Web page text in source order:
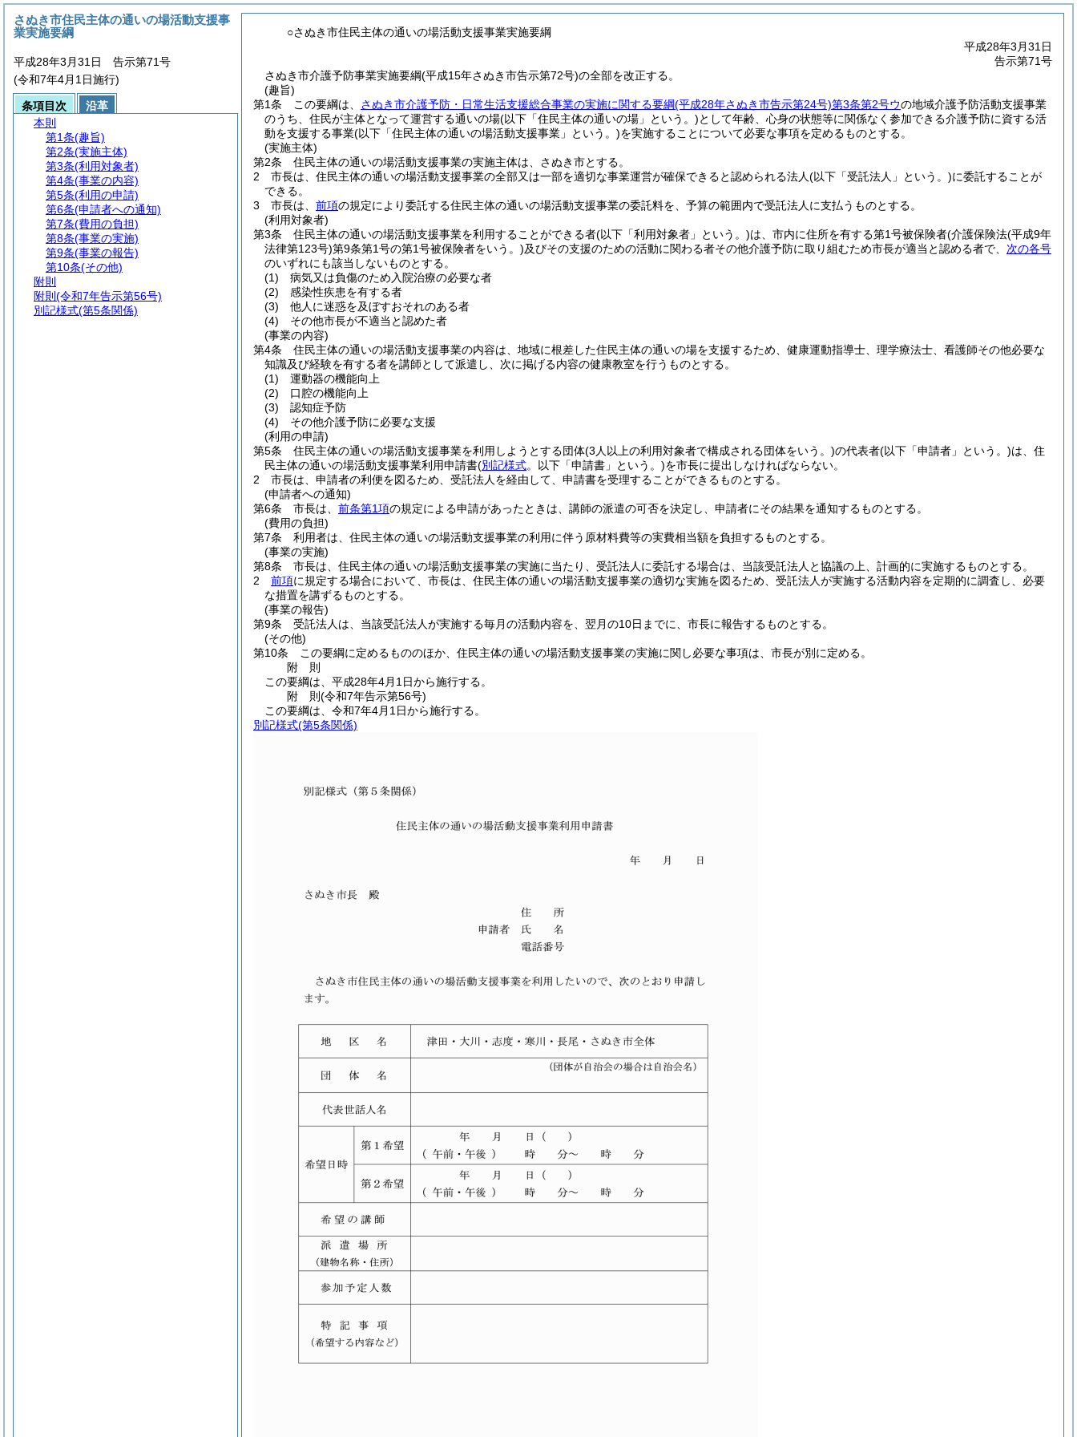
○さぬき市住民主体の通いの場活動支援事業実施要綱
平成28年3月31日
告示第71号
さぬき市介護予防事業実施要綱(平成15年さぬき市告示第72号)の全部を改正する。
(趣旨)
第1条
この要綱は、 さぬき市介護予防・日常生活支援総合事業の実施に関する要綱(平成28年さぬき市告示第24号)第3条第2号ウの地域介護予防活動支援事業
のうち、住民が主体となって運営する通いの場(以下「住民主体の通いの場」という。)として年齢、心身の状態等に関係なく参加できる介護予防に資する活
動を支援する事業(以下「住民主体の通いの場活動支援事業」という。)を実施することについて必要な事項を定めるものとする。
(実施主体)
第2条
住民主体の通いの場活動支援事業の実施主体は、さぬき市とする。
2
市長は、住民主体の通いの場活動支援事業の全部又は一部を適切な事業運営が確保できると認められる法人(以下「受託法人」という。)に委託することが
できる。
3
市長は、 前項の規定により委託する住民主体の通いの場活動支援事業の委託料を、予算の範囲内で受託法人に支払うものとする。
(利用対象者)
第3条
住民主体の通いの場活動支援事業を利用することができる者(以下「利用対象者」という。)は、市内に住所を有する第1号被保険者(介護保険法(平成9年
法律第123号)第9条第1号の第1号被保険者をいう。)及びその支援のための活動に関わる者その他介護予防に取り組むため市長が適当と認める者で、 次の各号
のいずれにも該当しないものとする。
(1)
病気又は負傷のため入院治療の必要な者
(2)
感染性疾患を有する者
(3)
他人に迷惑を及ぼすおそれのある者
(4)
その他市長が不適当と認めた者
(事業の内容)
第4条
住民主体の通いの場活動支援事業の内容は、地域に根差した住民主体の通いの場を支援するため、健康運動指導士、理学療法士、看護師その他必要な
知識及び経験を有する者を講師として派遣し、次に掲げる内容の健康教室を行うものとする。
(1)
運動器の機能向上
(2)
口腔の機能向上
(3)
認知症予防
(4)
その他介護予防に必要な支援
(利用の申請)
第5条
住民主体の通いの場活動支援事業を利用しようとする団体(3人以上の利用対象者で構成される団体をいう。)の代表者(以下「申請者」という。)は、住
民主体の通いの場活動支援事業利用申請書(別記様式。以下「申請書」という。)を市長に提出しなければならない。
2
市長は、申請者の利便を図るため、受託法人を経由して、申請書を受理することができるものとする。
(申請者への通知)
第6条
市長は、 前条第1項の規定による申請があったときは、講師の派遣の可否を決定し、申請者にその結果を通知するものとする。
(費用の負担)
第7条
利用者は、住民主体の通いの場活動支援事業の利用に伴う原材料費等の実費相当額を負担するものとする。
(事業の実施)
第8条
市長は、住民主体の通いの場活動支援事業の実施に当たり、受託法人に委託する場合は、当該受託法人と協議の上、計画的に実施するものとする。
2
前項に規定する場合において、市長は、住民主体の通いの場活動支援事業の適切な実施を図るため、受託法人が実施する活動内容を定期的に調査し、必要
な措置を講ずるものとする。
(事業の報告)
第9条
受託法人は、当該受託法人が実施する毎月の活動内容を、翌月の10日までに、市長に報告するものとする。
(その他)
第10条
この要綱に定めるもののほか、住民主体の通いの場活動支援事業の実施に関し必要な事項は、市長が別に定める。
附 則
この要綱は、平成28年4月1日から施行する。
附 則(令和7年告示第56号)
この要綱は、令和7年4月1日から施行する。
別記様式(第5条関係)
さぬき市住民主体の通いの場活動支援事
業実施要綱
平成28年3月31日 告示第71号
(令和7年4月1日施行)
条項目次
沿革
本則
第1条(趣旨)
第2条(実施主体)
第3条(利用対象者)
第4条(事業の内容)
第5条(利用の申請)
第6条(申請者への通知)
第7条(費用の負担)
第8条(事業の実施)
第9条(事業の報告)
第10条(その他)
附則
附則 (令和7年告示第56号)
別記様式(第5条関係)